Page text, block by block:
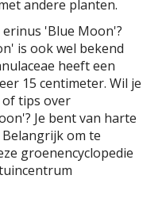
andere planten.
'Blue Moon'?
is ook wel bekend
heeft een
15 centimeter. Wil je
tips over
Je bent van harte
om te
groenencyclopedie